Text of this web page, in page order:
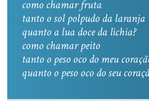
como chamar fruta
tanto o sol polpudo da laranja
quanto a lua doce da lichia?
como chamar peito
tanto o peso oco do meu
quanto o peso oco do seu